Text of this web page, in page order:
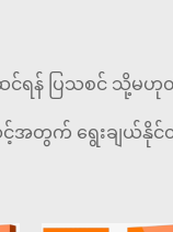
န် ပြသစင် သို့မဟုတ်
အတွက် ရွေးချယ်နိုင်တဲ့